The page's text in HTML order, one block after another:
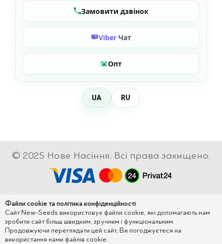
Замовити дзвінок
Viber Чат
Опт
UA RU
© 2025 Нове Насіння. Всі права захищено.
Файли cookie та політика конфіденційності
Сайт New-Seeds використовує файли cookie, які допомагають нам
зробити сайт більш швидким, зручним і функціональним.
Продовжуючи переглядати цей сайт, Ви погоджуєтеся на
використання нами файлів cookie.